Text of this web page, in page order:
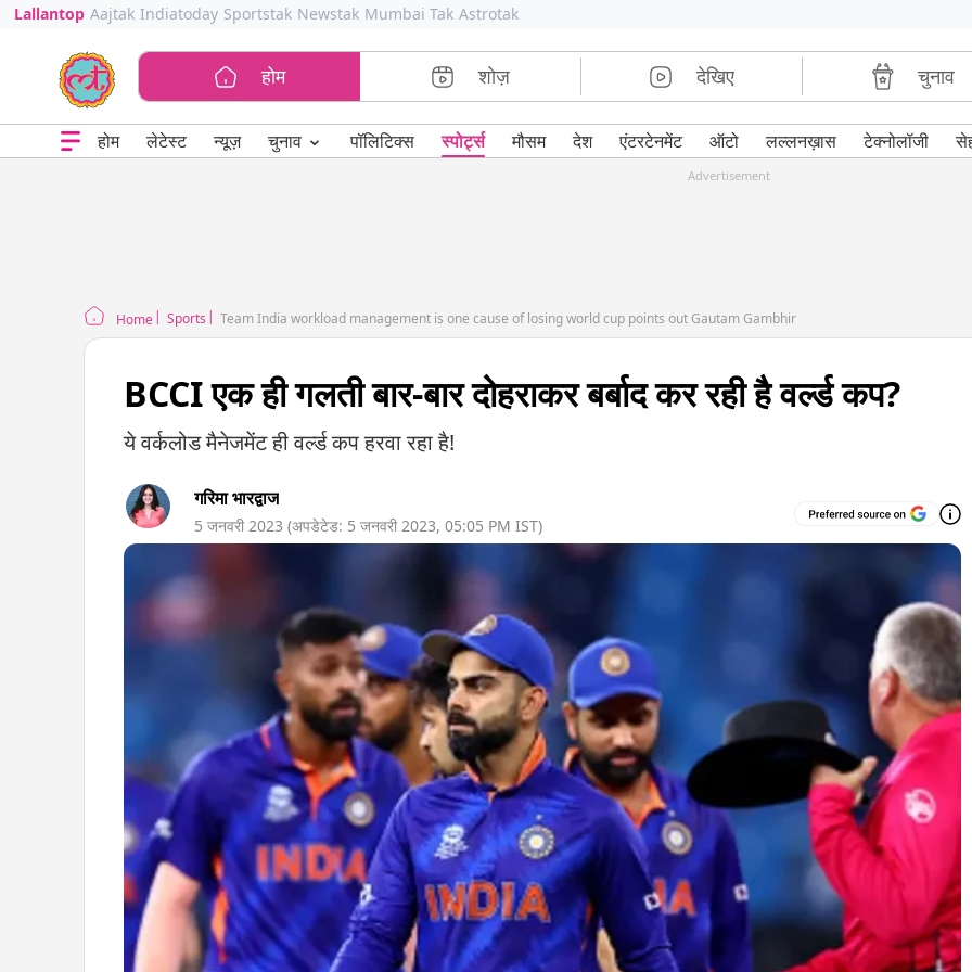
Lallantop Aajtak Indiatoday Sportstak Newstak Mumbai Tak Astrotak
होम शोज़ देखिए चुनाव
होम लेटेस्ट न्यूज़ चुनाव ⌄ पॉलिटिक्स स्पोर्ट्स मौसम देश एंटरटेनमेंट ऑटो लल्लनख़ास टेक्नोलॉजी
Advertisement
Home Sports Team India workload management is one cause of losing world cup points out Gautam Gambhir
BCCI एक ही गलती बार-बार दोहराकर बर्बाद कर रही है वर्ल्ड कप?
ये वर्कलोड मैनेजमेंट ही वर्ल्ड कप हरवा रहा है!
गरिमा भारद्वाज
5 जनवरी 2023 (अपडेटेड: 5 जनवरी 2023, 05:05 PM IST)